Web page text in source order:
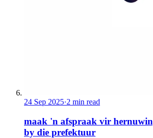
24 Sep 2025·2 min read
maak 'n afspraak vir
by die prefektuur